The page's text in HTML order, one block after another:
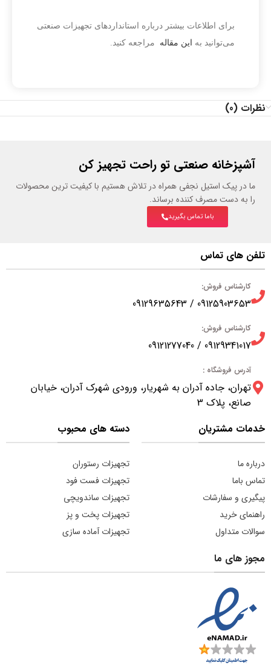
برای اطلاعات بیشتر درباره استانداردهای تجهیزات صنعتی
می‌توانید به این مقاله مراجعه کنید.
نظرات (0)
آشپزخانه صنعتی تو راحت تجهیز کن
ما در پیک استیل نجفی همراه در تلاش هستیم با کیفیت ترین محصولات
را به دست مصرف کننده برساند.
باما تماس بگیرید
تلفن های تماس
کارشناس فروش:
09125903653 / 09129635643
کارشناس فروش:
09129341017 / 09121277040
آدرس فروشگاه :
تهران، جاده آدران به شهریار، ورودی شهرک آدران، خیابان
صانع، پلاک 3
خدمات مشتریان
درباره ما
تماس باما
پیگیری و سفارشات
راهنمای خرید
سوالات متداول
دسته های محبوب
تجهیزات رستوران
تجهیزات فست فود
تجهیزات ساندویچی
تجهیزات پخت و پز
تجهیزات آماده سازی
مجوز های ما